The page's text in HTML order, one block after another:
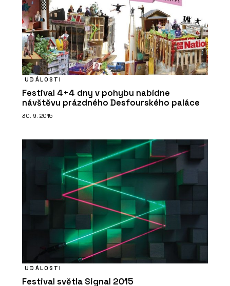
O FIRMĚ
ČLÁNKY
Jak na ohniště, krby a pece. Cihelna z
Čech doporučuje šamot
UDÁLOSTI
Festival 4+4 dny v pohybu nabídne
návštěvu prázdného Desfourského paláce
30. 9. 2015
UDÁLOSTI
Festival světla Signal 2015